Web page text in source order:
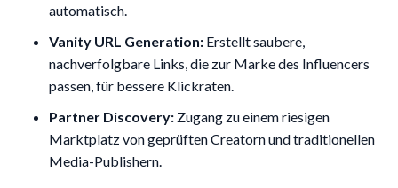
automatisch.
Vanity URL Generation: Erstellt saubere,
nachverfolgbare Links, die zur Marke des Influencers
passen, für bessere Klickraten.
Partner Discovery: Zugang zu einem riesigen
Marktplatz von geprüften Creatorn und traditionellen
Media-Publishern.